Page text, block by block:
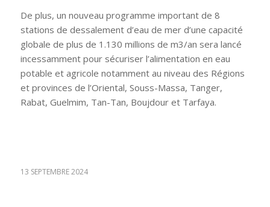
De plus, un nouveau programme important de 8
stations de dessalement d’eau de mer d’une capacité
globale de plus de 1.130 millions de m3/an sera lancé
incessamment pour sécuriser l’alimentation en eau
potable et agricole notamment au niveau des Régions
et provinces de l’Oriental, Souss-Massa, Tanger,
Rabat, Guelmim, Tan-Tan, Boujdour et Tarfaya.
13 SEPTEMBRE 2024